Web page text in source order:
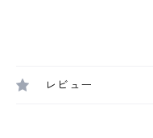
レビュー